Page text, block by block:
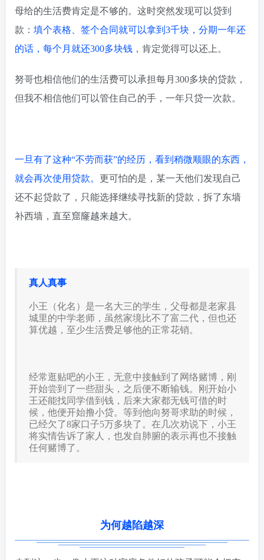
母给的生活费肯定是不够的。这时突然发现可以贷到
款： 填个表格、签个合同就可以拿到3千块，分期一年还
的话，每个月就还300多块钱 ，肯定觉得可以还上。
努哥也相信他们的生活费可以承担每月300多块的贷款，
但我不相信他们可以管住自己的手，一年只贷一次款。
一旦有了这种“不劳而获”的经历，看到稍微顺眼的东西，
就会再次使用贷款。 更可怕的是，某一天他们发现自己
还不起贷款了，只能选择继续寻找新的贷款，拆了东墙
补西墙，直至窟窿越来越大。
真人真事
小王（化名）是一名大三的学生，父母都是老家县
城里的中学老师，虽然家境比不了富二代，但也还
算优越，至少生活费足够他的正常花销。
经常逛贴吧的小王，无意中接触到了网络赌博，刚
开始尝到了一些甜头，之后便不断输钱。刚开始小
王还能找同学借到钱，后来大家都无钱可借的时
候，他便开始撸小贷。等到他向努哥求助的时候，
已经欠了8家口子5万多块了。在几次劝说下，小王
将实情告诉了家人，也发自肺腑的表示再也不接触
任何赌博了。
为何越陷越深